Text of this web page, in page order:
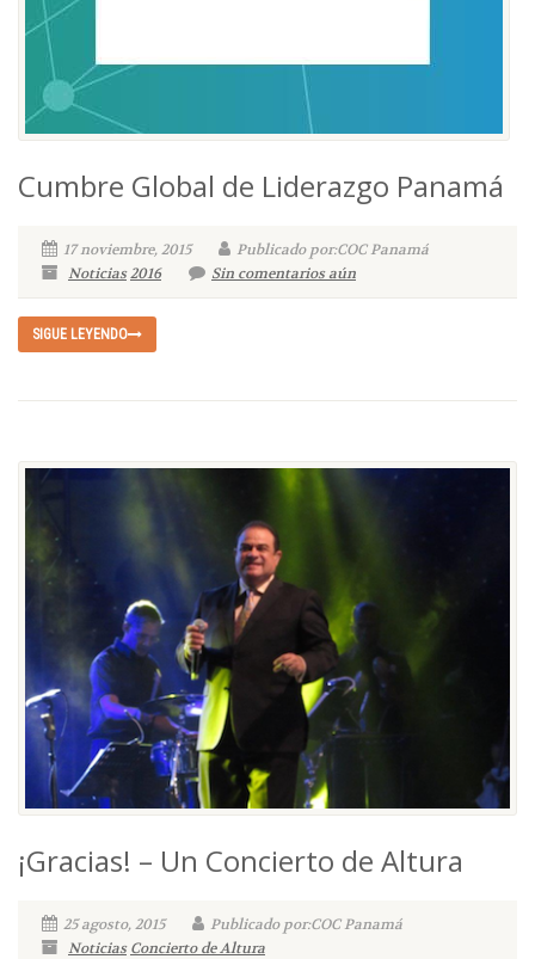
Cumbre Global de Liderazgo Panamá
17 noviembre, 2015
Publicado por:COC Panamá
Noticias2016 Sin comentarios aún
SIGUE LEYENDO
¡Gracias! – Un Concierto de Altura
25 agosto, 2015
Publicado por:COC Panamá
Noticias Concierto de Altura